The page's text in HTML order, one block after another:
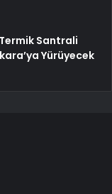
Santrali
Yürüyecek